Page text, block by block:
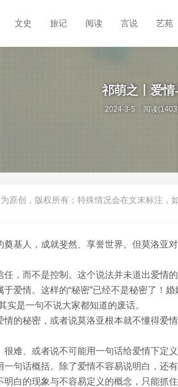
文史 旅记 阅读 言说 艺苑
祁萌之丨爱
2024-3-5 阅读
原创，版权所有；特殊情况会在文末标注，
基人，成就斐然、享誉世界。但莫洛亚
，而不是控制。这个说法并未道出爱情
爱情。这样的“秘密”已经不是秘密了！婚
实是一句不说大家都知道的废话。
的秘密，或者说莫洛亚根本就不懂得爱情
难、或者说不可能用一句话给爱情下定
一句话概括。除了爱情不容易说明白，
白的现象与不容易定义的概念，只能抓